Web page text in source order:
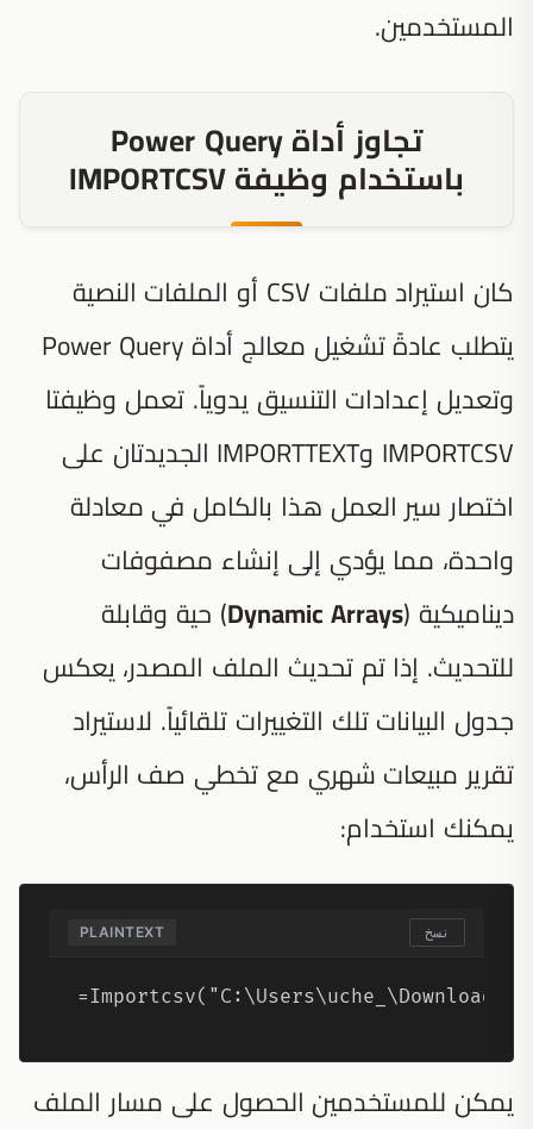
المستخدمين.
تجاوز أداة Power Query
باستخدام وظيفة IMPORTCSV
كان استيراد ملفات CSV أو الملفات النصية
يتطلب عادةً تشغيل معالج أداة Power Query
وتعديل إعدادات التنسيق يدوياً. تعمل وظيفتا
IMPORTCSV وIMPORTTEXT الجديدتان على
اختصار سير العمل هذا بالكامل في معادلة
واحدة، مما يؤدي إلى إنشاء مصفوفات
ديناميكية (Dynamic Arrays) حية وقابلة
للتحديث. إذا تم تحديث الملف المصدر، يعكس
جدول البيانات تلك التغييرات تلقائياً. لاستيراد
تقرير مبيعات شهري مع تخطي صف الرأس،
يمكنك استخدام:
PLAINTEXT نسخ
يمكن للمستخدمين الحصول على مسار الملف